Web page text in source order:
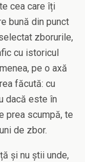
cea care îți
bună din punct
zborurile,
cu istoricul
pe o axă
făcută: cu
dacă este în
prea scumpă, te
de zbor.
și nu știi unde,